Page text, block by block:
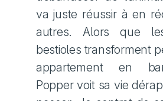
va juste réussir à en
autres. Alors que
bestioles transforment
appartement en
Popper voit sa vie